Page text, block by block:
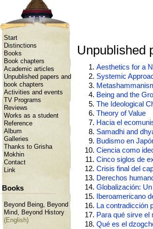
Start
Distinctions
Books
Book chapters
Academic articles
Unpublished papers and
book chapters
Activities and events
TV Programs
Reviews
Works as a student
Reference
Album
Galleries
Thanks to Grisha
Mokhin
Contact
Link
Books
Beyond Being, Beyond
Mind, Beyond History
(English)
Unpublished
Aesthetics for a
Systemic
Being and the
The Ideological
Theory of Value
Hacia el
Samadhi and
Budismo en
Ciencia como
Cinco siglos de
Crisis final del
Derechos
Globalización:
Iberoamericano
La contradicción
Para qué sirve el
Qué es el